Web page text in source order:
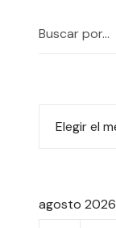
agosto 2026